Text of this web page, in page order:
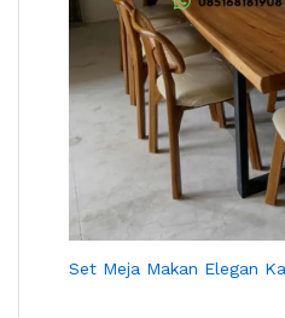
Set Meja Makan Elegan